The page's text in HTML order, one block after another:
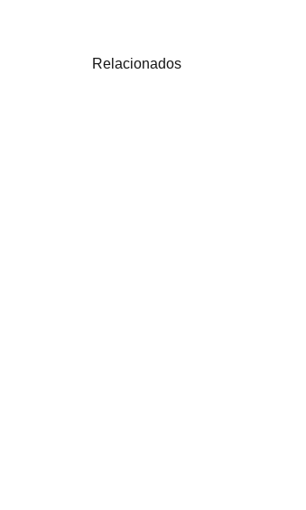
Relacionados